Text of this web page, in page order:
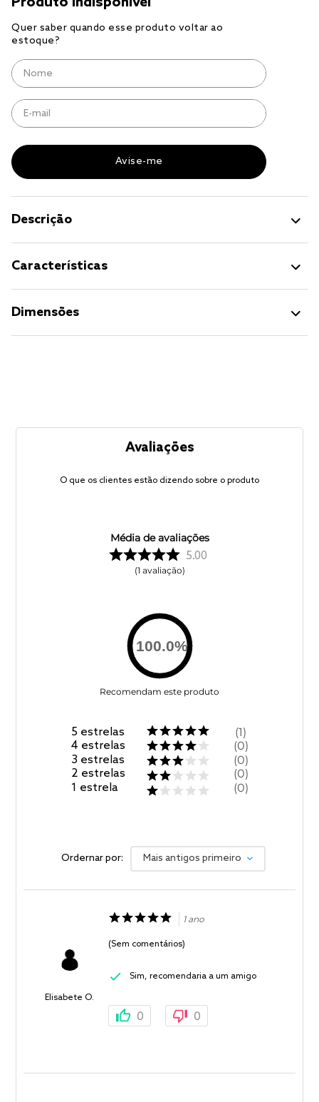
Descrição
Características
Dimensões
Avaliações
O que os clientes estão dizendo sobre o produto
Média de avaliações
5.00
1 avaliação
100.0%
Recomendam este produto
5 estrelas
4 estrelas
3 estrelas
2 estrelas
1 estrela
1
0
0
0
0
Ordernar por: Mais antigos primeiro
Elisabete O.
1 ano
(Sem comentários)
Sim, recomendaria a um amigo
0 0
cobre leito
jogo cama casal